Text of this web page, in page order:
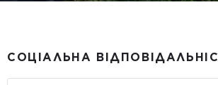
СОЦІАЛЬНА